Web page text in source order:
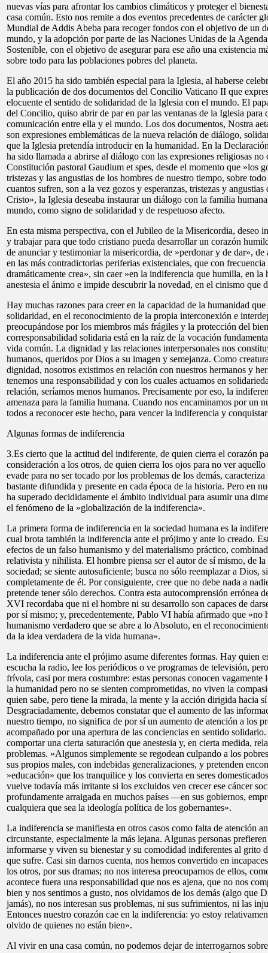
nuevas vías para afrontar los cambios climáticos y proteger el
casa común. Esto nos remite a dos eventos precedentes de carácter
Mundial de Addis Abeba para recoger fondos con el objetivo de un
mundo, y la adopción por parte de las Naciones Unidas de la
Sostenible, con el objetivo de asegurar para ese año una existencia
sobre todo para las poblaciones pobres del planeta.
El año 2015 ha sido también especial para la Iglesia, al haberse
la publicación de dos documentos del Concilio Vaticano II que
elocuente el sentido de solidaridad de la Iglesia con el mundo. El
del Concilio, quiso abrir de par en par las ventanas de la Iglesia para
comunicación entre ella y el mundo. Los dos documentos, Nostra
son expresiones emblemáticas de la nueva relación de diálogo,
que la Iglesia pretendía introducir en la humanidad. En la
ha sido llamada a abrirse al diálogo con las expresiones religiosas no
Constitución pastoral Gaudium et spes, desde el momento que »los
tristezas y las angustias de los hombres de nuestro tiempo, sobre
cuantos sufren, son a la vez gozos y esperanzas, tristezas y
Cristo», la Iglesia deseaba instaurar un diálogo con la familia
mundo, como signo de solidaridad y de respetuoso afecto.
En esta misma perspectiva, con el Jubileo de la Misericordia, deseo
y trabajar para que todo cristiano pueda desarrollar un corazón
de anunciar y testimoniar la misericordia, de »perdonar y de dar», de
en las más contradictorias periferias existenciales, que con
dramáticamente crea», sin caer »en la indiferencia que humilla, en la
anestesia el ánimo e impide descubrir la novedad, en el cinismo que
Hay muchas razones para creer en la capacidad de la humanidad
solidaridad, en el reconocimiento de la propia interconexión e
preocupándose por los miembros más frágiles y la protección del
corresponsabilidad solidaria está en la raíz de la vocación
vida común. La dignidad y las relaciones interpersonales nos
humanos, queridos por Dios a su imagen y semejanza. Como
dignidad, nosotros existimos en relación con nuestros hermanos y
tenemos una responsabilidad y con los cuales actuamos en
relación, seríamos menos humanos. Precisamente por eso, la
amenaza para la familia humana. Cuando nos encaminamos por un
todos a reconocer este hecho, para vencer la indiferencia y
Algunas formas de indiferencia
3.Es cierto que la actitud del indiferente, de quien cierra el corazón
consideración a los otros, de quien cierra los ojos para no ver
evade para no ser tocado por los problemas de los demás,
bastante difundida y presente en cada época de la historia. Pero en
ha superado decididamente el ámbito individual para asumir una
el fenómeno de la »globalización de la indiferencia».
La primera forma de indiferencia en la sociedad humana es la
cual brota también la indiferencia ante el prójimo y ante lo creado.
efectos de un falso humanismo y del materialismo práctico,
relativista y nihilista. El hombre piensa ser el autor de sí mismo, de
sociedad; se siente autosuficiente; busca no sólo reemplazar a Dios,
completamente de él. Por consiguiente, cree que no debe nada a
pretende tener sólo derechos. Contra esta autocomprensión errónea
XVI recordaba que ni el hombre ni su desarrollo son capaces de
por sí mismo; y, precedentemente, Pablo VI había afirmado que »no
humanismo verdadero que se abre a lo Absoluto, en el
da la idea verdadera de la vida humana».
La indiferencia ante el prójimo asume diferentes formas. Hay quien
escucha la radio, lee los periódicos o ve programas de televisión,
frívola, casi por mera costumbre: estas personas conocen vagamente
la humanidad pero no se sienten comprometidas, no viven la
quien sabe, pero tiene la mirada, la mente y la acción dirigida hacia
Desgraciadamente, debemos constatar que el aumento de las
nuestro tiempo, no significa de por sí un aumento de atención a los
acompañado por una apertura de las conciencias en sentido
comportar una cierta saturación que anestesia y, en cierta medida,
problemas. »Algunos simplemente se regodean culpando a los
sus propios males, con indebidas generalizaciones, y pretenden
»educación» que los tranquilice y los convierta en seres
vuelve todavía más irritante si los excluidos ven crecer ese cáncer
profundamente arraigada en muchos países —en sus gobiernos,
cualquiera que sea la ideología política de los gobernantes».
La indiferencia se manifiesta en otros casos como falta de atención
circunstante, especialmente la más lejana. Algunas personas
informarse y viven su bienestar y su comodidad indiferentes al grito
que sufre. Casi sin darnos cuenta, nos hemos convertido en
los otros, por sus dramas; no nos interesa preocuparnos de ellos,
acontece fuera una responsabilidad que nos es ajena, que no nos
bien y nos sentimos a gusto, nos olvidamos de los demás (algo que
jamás), no nos interesan sus problemas, ni sus sufrimientos, ni las
Entonces nuestro corazón cae en la indiferencia: yo estoy
olvido de quienes no están bien».
Al vivir en una casa común, no podemos dejar de interrogarnos